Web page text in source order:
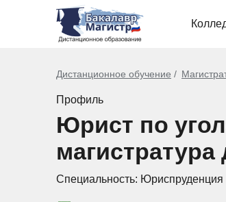
Дистанционное обучение
Профиль
Юрист по
Специальность: Юриспруденция